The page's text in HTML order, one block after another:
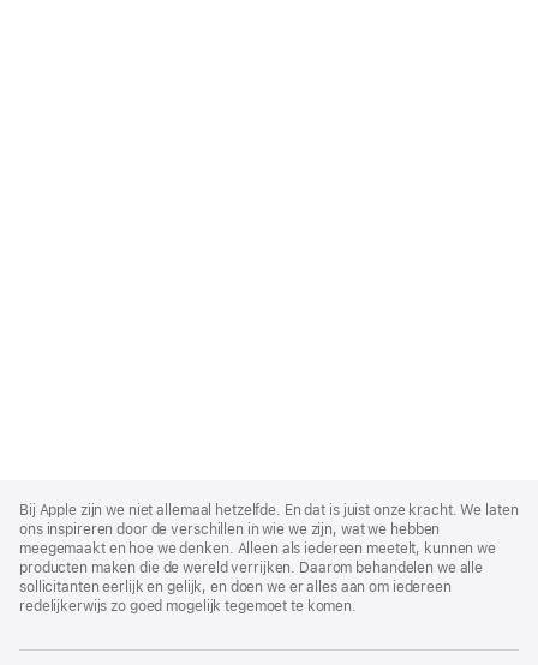
Footer
Bij Apple zijn we niet allemaal hetzelfde. En dat is juist onze kracht. We laten
ons inspireren door de verschillen in wie we zijn, wat we hebben
meegemaakt en hoe we denken. Alleen als iedereen meetelt, kunnen we
producten maken die de wereld verrijken. Daarom behandelen we alle
sollicitanten eerlijk en gelijk, en doen we er alles aan om iedereen
redelijkerwijs zo goed mogelijk tegemoet te komen.